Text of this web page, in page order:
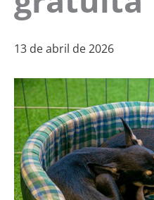
13 de abril de 2026